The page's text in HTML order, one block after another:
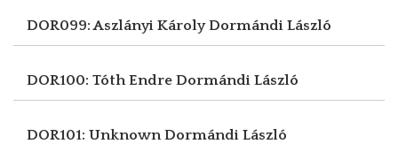
DOR099: Aszlányi KárolyDormándi László
DOR100: Tóth Endre Dormándi László
DOR101: UnknownDormándi László